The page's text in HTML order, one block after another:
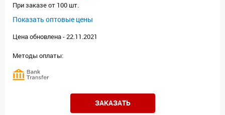
При заказе от 100 шт.
Показать оптовые цены
Цена обновлена - 22.11.2021
Методы оплаты:
ЗАКАЗАТЬ